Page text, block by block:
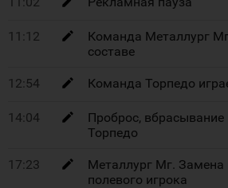
11:12
Команда Металлург
составе
12:54 Команда Торпедо
14:04
Проброс,
Торпедо
17:23
Металлург Мг. Замена
полевого игрока